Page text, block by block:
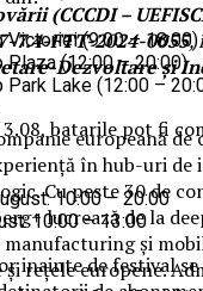
(CCCDI –
7.4-FTT-2024-0055,
Dezvoltare și
europeană
în hub-uri de
Cu peste 30 de
lucrează de la
și
rețele europene.
Victoriei (9:00 – 18:00)
Plaza (12:00 – 20:00)
Park Lake (12:00 –
batarile pot fi
10:00 – 20:00
10:00 – 13:00
inainte de festival